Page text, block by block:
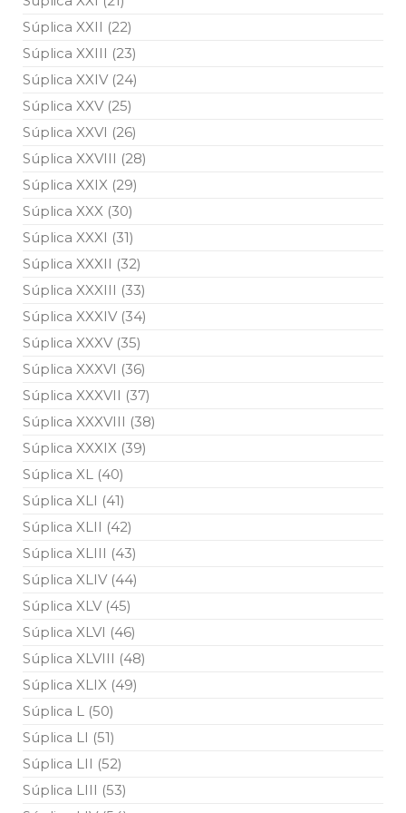
Súplica XXII (22)
Súplica XXIII (23)
Súplica XXIV (24)
Súplica XXV (25)
Súplica XXVI (26)
Súplica XXVIII (28)
Súplica XXIX (29)
Súplica XXX (30)
Súplica XXXI (31)
Súplica XXXII (32)
Súplica XXXIII (33)
Súplica XXXIV (34)
Súplica XXXV (35)
Súplica XXXVI (36)
Súplica XXXVII (37)
Súplica XXXVIII (38)
Súplica XXXIX (39)
Súplica XL (40)
Súplica XLI (41)
Súplica XLII (42)
Súplica XLIII (43)
Súplica XLIV (44)
Súplica XLV (45)
Súplica XLVI (46)
Súplica XLVIII (48)
Súplica XLIX (49)
Súplica L (50)
Súplica LI (51)
Súplica LII (52)
Súplica LIII (53)